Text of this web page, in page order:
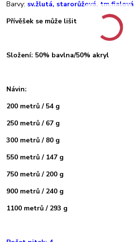
Barvy: sv.žlutá, starorůžová, tm.fialová
Přívěšek se může lišit
Složení: 50% bavlna/50% akryl
Návin:
200 metrů / 54 g
250 metrů / 67 g
300 metrů / 80 g
550 metrů / 147 g
750 metrů / 200 g
900 metrů / 240 g
1100 metrů / 293 g